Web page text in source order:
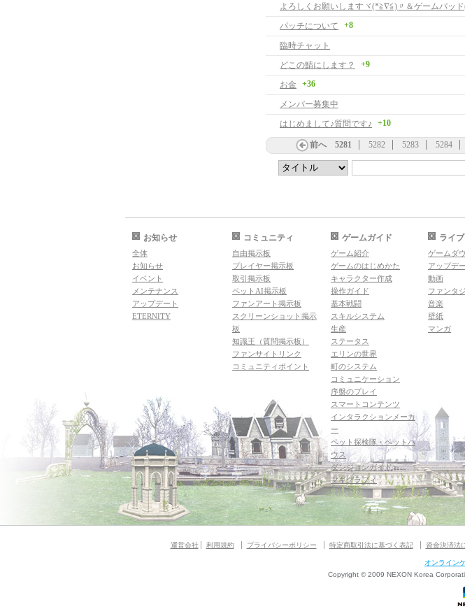
パッチについて
+8
臨時チャット
どこの鯖にします？
+9
お金
+36
メンバー募集中
はじめまして♪質問です♪
+10
前へ 5281 5282 5283 5284
お知らせ
全体
お知らせ
イベント
メンテナンス
アップデート
ETERNITY
コミュニティ
自由掲示板
プレイヤー掲示板
取引掲示板
ペットAI掲示板
ファンアート掲示板
スクリーンショット掲示
板
知識王（質問掲示板）
ファンサイトリンク
コミュニティポイント
ゲームガイド
ゲーム紹介
ゲームのはじめかた
キャラクター作成
操作ガイド
基本戦闘
スキルシステム
生産
ステータス
エリンの世界
町のシステム
コミュニケーション
序盤のプレイ
スマートコンテンツ
インタラクションメーカ
ー
ペット探検隊・ペットハ
ウス
ダンジョンガイド
マギグラフィ
ライ
ゲームダ
アップデ
動画
ファンタ
音楽
壁紙
マンガ
運営会社 利用規約 プライバシーポリシー 特定商取引法に基づく表記 資金決済法
オンライン
Copyright © 2009 NEXON Korea